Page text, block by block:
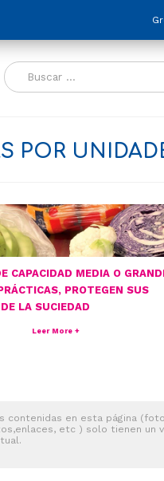
Buscar:
POR
CAPACIDAD MEDIA O
PROTEGEN SUS
LA SUCIEDAD
Leer More +
contenidas en esta página
etc ) solo tienen un